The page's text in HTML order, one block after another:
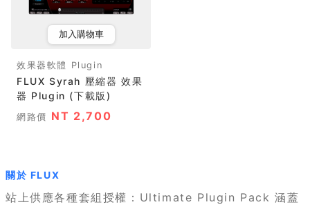
加入購物車
效果器軟體 Plugin
FLUX Syrah 壓縮器 效果
器 Plugin (下載版)
網路價 NT 2,700
關於 FLUX
站上供應各種套組授權：Ultimate Plugin Pack 涵蓋